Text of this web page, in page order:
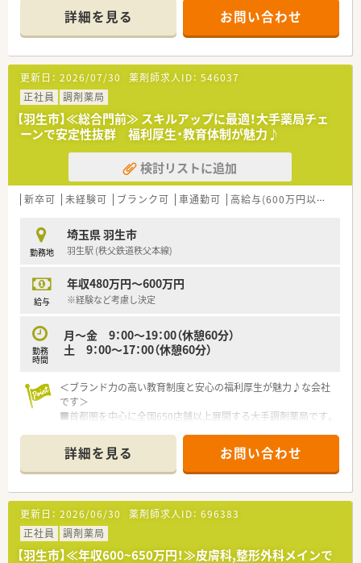
■2社が培ってきたノウハウと企業の良さを融合し、より安定し
た経営基盤から、成長スピードを加速させていきます。
■コーポレートメッセージは「あなたに今、わたしができるこ
と」。
■正社員には全国・広域・都道府県限定・自宅通勤の4コースを用
意。
■全国・広域・都道府県限定コースの方には充実の住宅補助制度
が適用されます。
■住居は法人契約なので初期費用時の自己負担はほとんどあり
ません。
■産育休からの復帰率は95%以上！時短勤務はお子様が小学3年
生終了時まで。
■年間休日は120日以上で様々な休暇制度の用意あり。
■最新機器の導入やメディカルリスクコントローラー制度を導
■マネジメント型と専門性追求型のキャリアパスが目指せる環
境です。
■家族やプライベートを大事にしながら働きたい方、キャリアを
詳細を見る お問い合わせ
更新日： 2026/07/30 薬剤師求人ID： 546037
正社員
調剤薬局
【羽生市】≪総合門前≫ スキルアップに最適！大手薬局チェ
ーンで安定性抜群 福利厚生・教育体制が魅力♪
検討リストに追加
新卒可 未経験可 ブランク可 車通勤可 高給与(600万円以上)
勤務地
埼玉県 羽生市
羽生駅 (秩父鉄道秩父本線)
給与
年収480万円～600万円
※経験など考慮し決定
勤務
時間
月～金 9：00～19：00（休憩60分）
土 9：00～17：00（休憩60分）
＜ブランド力の高い教育制度と安心の福利厚生が魅力♪な会社
です＞
■首都圏を中心に全国650店舗以上展開する大手調剤薬局です。
グループ会社の経営やDIビジネスなど、先進的な取り組みを積
極的に行い
売り上げ右肩上がりの将来性のある会社です。
■教育制度は業界随一！
現場業務にすぐ活かせる5年間のeラーニングは業務時間内に
受講可能です。
■業界最多の外部認定資格取得者数！
大学病院実務研修や病院勤務制度、在宅医療研修や認定取得強
詳細を見る お問い合わせ
更新日： 2026/06/30 薬剤師求人ID： 696383
正社員
調剤薬局
【羽生市】≪年収600~650万円！≫皮膚科,整形外科メインで